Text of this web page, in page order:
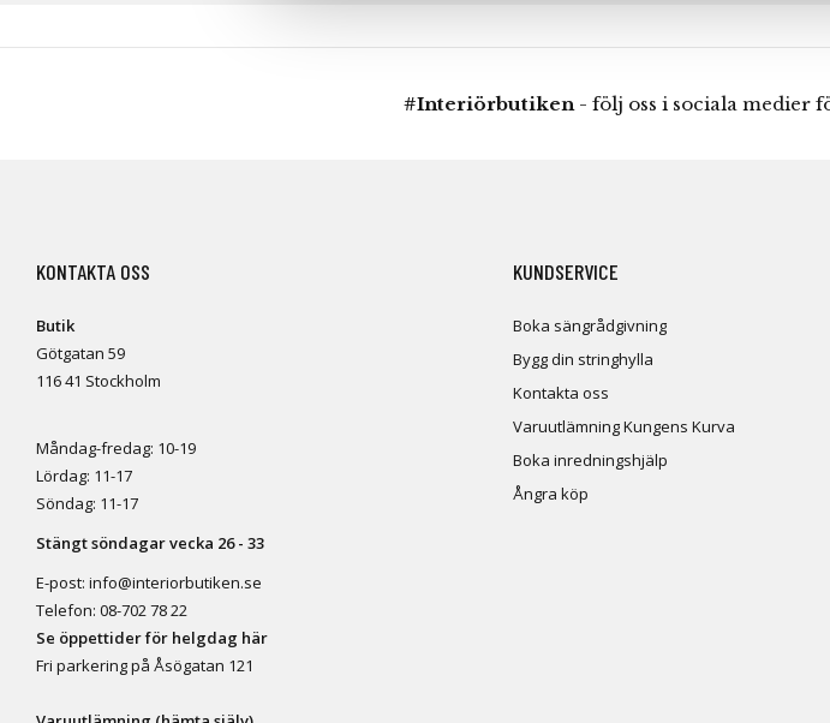
#Interiörbutiken- följ oss i sociala medier
KONTAKTA OSS
Butik
Götgatan 59
116 41 Stockholm
Måndag-fredag: 10-19
Lördag: 11-17
Söndag: 11-17
Stängt söndagar vecka 26 - 33
E-post: info@interiorbutiken.se
Telefon: 08-702 78 22
Se öppettider för helgdag här
Fri parkering på Åsögatan 121
KUNDSERVICE
Boka sängrådgivning
Bygg din stringhylla
Kontakta oss
Varuutlämning Kungens Kurva
Boka inredningshjälp
Ångra köp